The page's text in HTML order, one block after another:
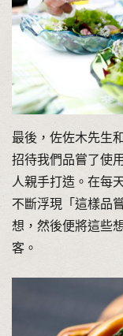
最後，佐佐木先生
招待我們品嘗了使
人親手打造。在每
不斷浮現「這樣品
想，然後便將這些
客。